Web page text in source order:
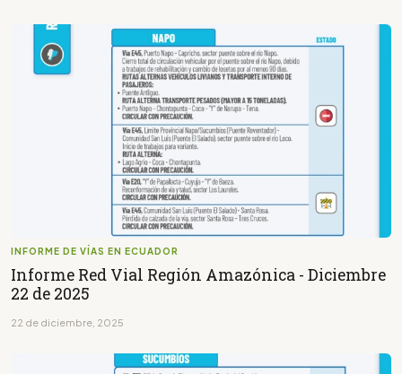
INFORME DE VÍAS EN ECUADOR
Informe Red Vial Región Amazónica - Diciembre
22 de 2025
22 de diciembre, 2025